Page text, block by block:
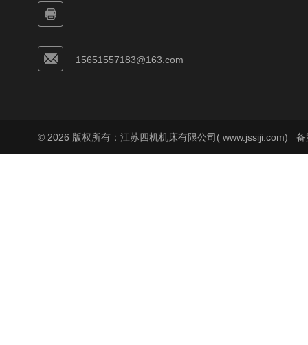
15651557183@163.com
© 2026 版权所有：江苏四机机床有限公司( www.jssiji.com) 备